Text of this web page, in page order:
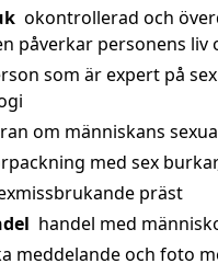
okontrollerad och
påverkar personens liv
som är expert på
om människans
med sex
präst
handel med
meddelande och foto